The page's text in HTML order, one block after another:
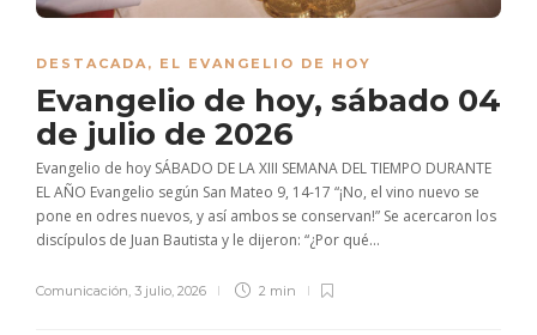
DESTACADA, EL EVANGELIO DE HOY
Evangelio de hoy, sábado 04
de julio de 2026
Evangelio de hoy SÁBADO DE LA XIII SEMANA DEL TIEMPO DURANTE
EL AÑO Evangelio según San Mateo 9, 14-17 “¡No, el vino nuevo se
pone en odres nuevos, y así ambos se conservan!” Se acercaron los
discípulos de Juan Bautista y le dijeron: “¿Por qué...
Comunicación, 3 julio, 2026 2 min